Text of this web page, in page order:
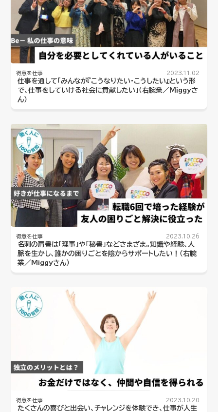
得意を仕事 2023.11.02
仕事を通して「みんなが『こうなりたい・こうしたい』という形
で、仕事をしていける社会に貢献したい」（右腕業／Miggyさ
ん）
得意を仕事 2023.10.26
名刺の肩書は「理事」や「秘書」などさまざま。知識や経験、人
脈を生かし、誰かの困りごとを陰からサポートしたい！（右腕
業／Miggyさん）
得意を仕事 2023.10.20
たくさんの喜びと出会い、チャレンジを体験でき、仕事が人生